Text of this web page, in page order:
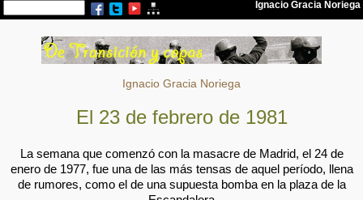
Ignacio Gracia Noriega
El 23 de febrero de 1981
La semana que comenzó con la masacre de Madrid, el 24 de
enero de 1977, fue una de las más tensas de aquel período, llena
de rumores, como el de una supuesta bomba en la plaza de la